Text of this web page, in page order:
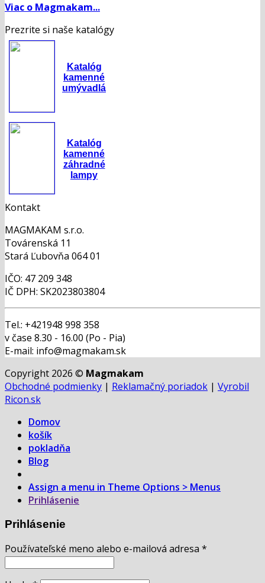
Viac o Magmakam...
Prezrite si naše katalógy
Katalóg
kamenné
umývadlá
Katalóg
kamenné
záhradné
lampy
Kontakt
MAGMAKAM s.r.o.
Továrenská 11
Stará Ľubovňa 064 01
IČO: 47 209 348
IČ DPH: SK2023803804
Tel.: +421948 998 358
v čase 8.30 - 16.00 (Po - Pia)
E-mail: info@magmakam.sk
Copyright 2026 © Magmakam
Obchodné podmienky | Reklamačný poriadok | Vyrobil
Ricon.sk
Domov
košík
pokladňa
Blog
Assign a menu in Theme Options > Menus
Prihlásenie
Prihlásenie
Používateľské meno alebo e-mailová adresa *